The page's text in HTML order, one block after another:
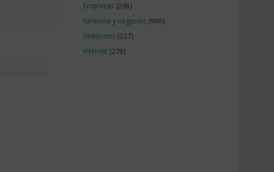
Empresas (246)
Gerencia y negocios (900)
Gobiernos (227)
Internet (276)